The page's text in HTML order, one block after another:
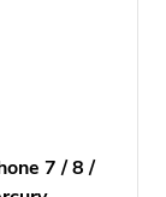
7 / 8 /